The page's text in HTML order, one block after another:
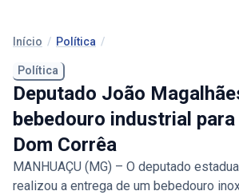
Início / Política /
Política
Deputado João
bebedouro industrial
Dom Corrêa
MANHUAÇU (MG) – O deputado
realizou a entrega de um bebedouro